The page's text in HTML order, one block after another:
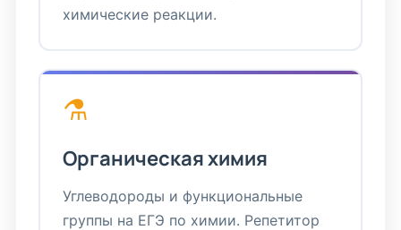
химические реакции.
⚗️
Органическая химия
Углеводороды и функциональные
группы на ЕГЭ по химии. Репетитор